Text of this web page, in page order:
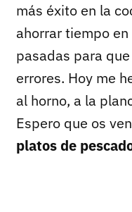
más éxito en la
ahorrar tiempo
pasadas para
errores. Hoy me
al horno, a la
Espero que os
platos de